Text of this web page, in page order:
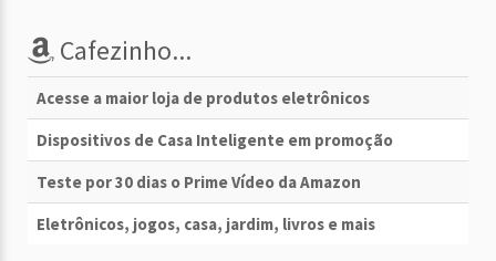
Cafezinho...
Acesse a maior loja de produtos eletrônicos
Dispositivos de Casa Inteligente em promoção
Teste por 30 dias o Prime Vídeo da Amazon
Eletrônicos, jogos, casa, jardim, livros e mais